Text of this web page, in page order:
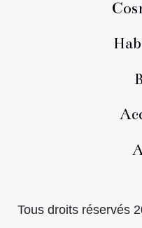
Tous droits réservés